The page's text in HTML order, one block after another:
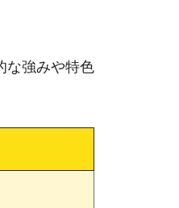
な強みや特色